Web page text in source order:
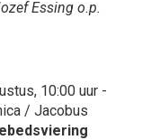
Essing o.p.
10:00 uur -
/ Jacobus